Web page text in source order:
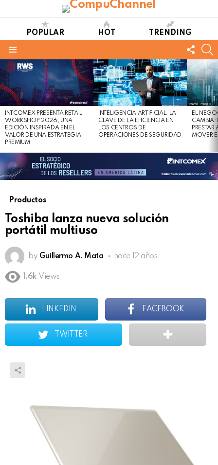
POPULAR HOT TRENDING
US
LATEST
STORIES
INTCOMEX PRESENTA RETAIL
WORKSHOP 2026, UNA
EDICIÓN INSPIRADA EN EL
VALOR DE UNA ESTRATEGIA
PREMIUM
INTELIGENCIA ARTIFICIAL: LA
CLAVE DE LA EFICIENCIA EN
LOS CENTROS DE
OPERACIONES DE SEGURIDAD
EL
CAMBIA:
MOVER
Productos
Toshiba lanza nueva solución
portátil multiuso
by Guillermo A. Mata hace 12 años
1.6k Views
LINKEDIN FACEBOOK
TWITTER